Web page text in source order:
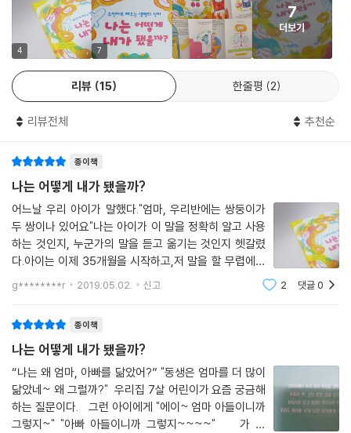
유전자가 전부는 아냐!
한 사람이 가진 DNA 전체를 게놈이라고 하는데, 게놈은 우리가 자라면서
갖게 되는 성격까지 정해 주지는 않습니다. 우리의 성격은 우리가 살아가
는 방식과 주변 환경에 더 크게 영향을 받습니다.
눈동자 색처럼 태어날 때부터 가지고 있는 것을 선천적이라고 말하고, 악
것은 선천적인 것에 영향을 주게 됩니다. 즉, 어떤 취미를 가지는지, 어떤
‘오늘의 내’가 되는 것이지요.
파스퇴르 연구소와 함께 만든 검증된 내용
『나는 어떻게 내가 됐을까?』는 유전자에 대해 쉽고 정확한 정보를 전달하
기 위해 파스퇴르 연구소와의 협업으로 만들어진 과학 그림책입니다. 이
책에서 유전의 개념을 설명해 주는 ‘봉봉 교수님’은 파스퇴르 연구소에서
예쁜꼬마선충을 연구하는 제르마노 박사님을 모델로 한 가상의 인물입니
연구를 해 왔고, 이곳에서 유전학을 연구한 학자들이 노벨상을 수상하기도
했습니다. 유전학은 생명의 신비를 밝히는 과학으로, 게놈에 담긴 궁금증
을 알아내는 일을 합니다. 유전자에 대해서는 아직까지 밝혀지지 않은 부
분들이 많기 때문에 꾸준히 연구가 진행되고 있습니다.
4 7
7
더보기
리뷰 15 한줄평 2
리뷰전체 추천순
종이책
나는 어떻게 내가 됐을까?
어느날 우리 아이가 말했다."엄마, 우리반에는 쌍둥이가
두 쌍이나 있어요"나는 아이가 이 말을 정확히 알고 사용
하는 것인지, 누군가의 말을 듣고 옮기는 것인지 헷갈렸
다.아이는 이제 35개월을 시작하고,저 말을 할 무렵에는
겨우 32개월이었기 때문이다. "쌍둥이가 뭔지 알아?" 하
니"똑같이 생겼지만 다른 친구에요." 한다."그런데 왜 두
g********r 2019.05.02. 신고 2 댓글0
종이책
나는 어떻게 내가 됐을까?
“나는 왜 엄마, 아빠를 닮았어?” "동생은 엄마를 더 많이
닮았네~ 왜 그럴까?" 우리집 7살 어린이가 요즘 궁금해
하는 질문이다. 그런 아이에게 "에이~ 엄마 아들이니까
그렇지~" "아빠 아들이니까 그렇지~~~~" 가 아